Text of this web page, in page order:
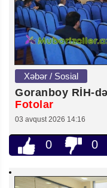
Xəbər / Sosial
Goranboy RİH-
Fotolar
03 avqust 2026 14:16
0 0